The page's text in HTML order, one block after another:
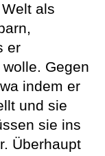
als
er
Gegen
indem er
und sie
sie ins
Überhaupt